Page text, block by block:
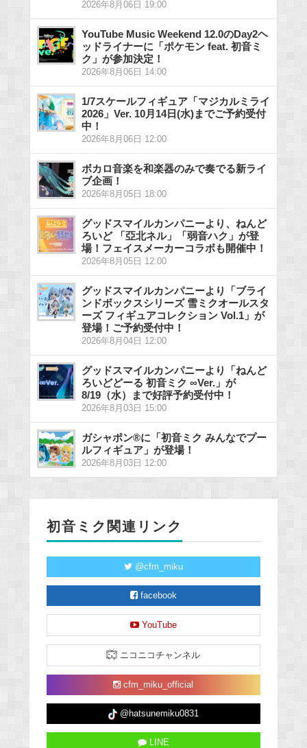
2026年8月06日 19:00
YouTube Music Weekend 12.0のDay2ヘ
ッドライナーに「ポケモン feat. 初音ミ
ク」が参加決定！
2026年8月06日 14:00
1/7スケールフィギュア「マジカルミライ
2026」Ver. 10月14日(水)までご予約受付
中！
2026年8月06日 12:00
ボカロ音楽を和楽器のみで奏でる新ライ
ブ企画！
2026年8月05日 18:00
グッドスマイルカンパニーより、ねんど
ろいど 「亞北ネル」「弱音ハク」が登
場！フェイスメーカーコラボも開催中！
2026年8月05日 12:00
グッドスマイルカンパニーより「ブライ
ンドボックスシリーズ 雪ミクオールスタ
ーズ フィギュアコレクション Vol.1」が
登場！ご予約受付中！
2026年8月04日 12:00
グッドスマイルカンパニーより「ねんど
ろいどどーる 初音ミク ∞Ver.」が
8/19（水）まで好評予約受付中！
2026年8月03日 15:00
ガシャポン®に「初音ミク みんなでプー
ルフィギュア」が登場！
2026年8月03日 12:00
初音ミク関連リンク
@cfm_miku
facebook
YouTube
ニコニコチャンネル
cfm_miku_official
@hatsunemiku0831
LINE